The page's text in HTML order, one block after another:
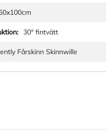
30° fintvätt
Fårskinn Skinnwille